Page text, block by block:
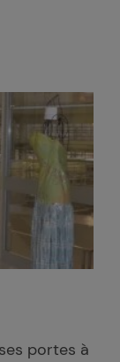
portes à